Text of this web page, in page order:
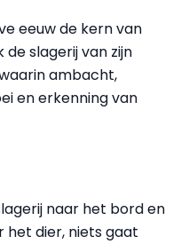
eeuw de kern van
slagerij van zijn
ambacht,
en erkenning van
naar het bord en
het dier, niets gaat